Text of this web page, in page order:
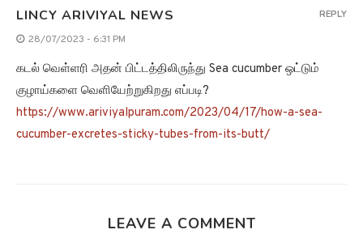
LINCY ARIVIYAL NEWS
28/07/2023 - 6:31 PM
கடல் வெள்ளரி அதன் பிட்டத்திலிருந்து Sea cucumber ஒட்டும்
குழாய்களை வெளியேற்றுகிறது எப்படி?
https://www.ariviyalpuram.com/2023/04/17/how-a-sea-
cucumber-excretes-sticky-tubes-from-its-butt/
REPLY
LEAVE A COMMENT